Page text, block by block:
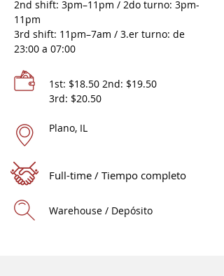
2nd shift: 3pm–11pm / 2do turno: 3pm-
11pm
3rd shift: 11pm–7am / 3.er turno: de
23:00 a 07:00
1st: $18.50 2nd: $19.50
3rd: $20.50
Plano, IL
Full-time / Tiempo completo
Warehouse / Depósito